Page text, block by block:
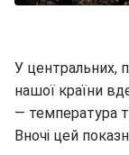
У центральних,
нашої країни
— температура
Вночі цей